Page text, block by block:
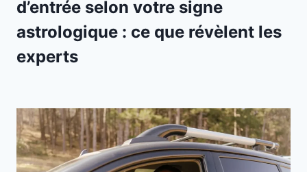
d’entrée selon votre signe
astrologique : ce que révèlent les
experts